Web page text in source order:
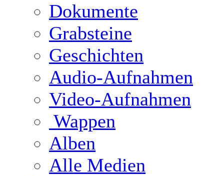
Dokumente
Grabsteine
Geschichten
Audio-Aufnahmen
Video-Aufnahmen
Wappen
Alben
Alle Medien